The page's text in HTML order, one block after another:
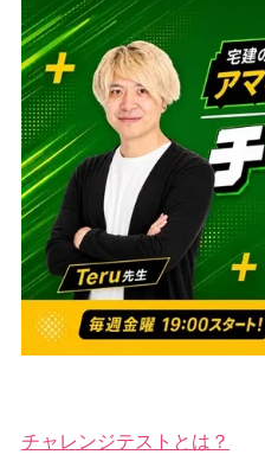
チャレンジテストとは？